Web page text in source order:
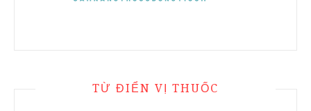
TỪ ĐIỂN VỊ THUỐC